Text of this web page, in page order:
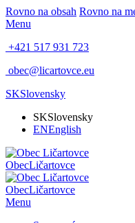
Rovno na obsah Rovno na
Menu
+421 517 931 723
obec@licartovce.eu
SKSlovensky
SKSlovensky
ENEnglish
ObecLičartovce
ObecLičartovce
Menu